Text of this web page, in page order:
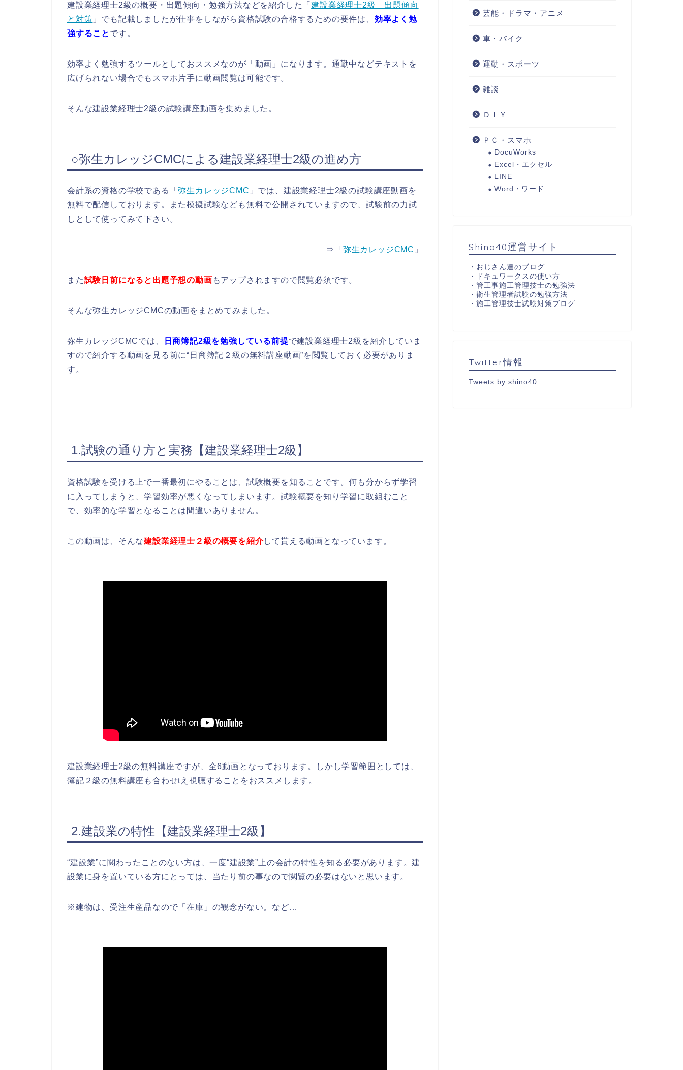
建設業経理士2級の概要・出題傾向・勉強方法などを紹介した「建設業経理士2級 出題傾向
と対策 」でも記載しましたが仕事をしながら資格試験の合格するための要件は、 効率よく勉
強すること です。
効率よく勉強するツールとしておススメなのが「動画」になります。通勤中などテキストを
広げられない場合でもスマホ片手に動画閲覧は可能です。
そんな建設業経理士2級の試験講座動画を集めました。
○弥生カレッジCMCによる建設業経理士2級の進め方
会計系の資格の学校である「弥生カレッジCMC 」では、建設業経理士2級の試験講座動画を
無料で配信しております。また模擬試験なども無料で公開されていますので、試験前の力試
しとして使ってみて下さい。
⇒「 弥生カレッジCMC 」
また試験日前になると出題予想の動画 もアップされますので閲覧必須です。
そんな弥生カレッジCMCの動画をまとめてみました。
弥生カレッジCMCでは、 日商簿記2級を勉強している前提で建設業経理士2級を紹介していま
すので紹介する動画を見る前に“日商簿記２級の無料講座動画”を閲覧しておく必要がありま
す。
1.試験の通り方と実務【建設業経理士2級】
資格試験を受ける上で一番最初にやることは、試験概要を知ることです。何も分からず学習
に入ってしまうと、学習効率が悪くなってしまいます。試験概要を知り学習に取組むこと
で、効率的な学習となることは間違いありません。
この動画は、そんな建設業経理士２級の概要を紹介して貰える動画となっています。
建設業経理士2級の無料講座ですが、全6動画となっております。しかし学習範囲としては、
簿記２級の無料講座も合わせtえ視聴することをおススメします。
2.建設業の特性【建設業経理士2級】
“建設業”に関わったことのない方は、一度“建設業”上の会計の特性を知る必要があります。建
設業に身を置いている方にとっては、当たり前の事なので閲覧の必要はないと思います。
※建物は、受注生産品なので「在庫」の観念がない。など…
芸能・ドラマ・アニメ
車・バイク
運動・スポーツ
雑談
ＤＩＹ
ＰＣ・スマホ
DocuWorks
Excel・エクセル
LINE
Word・ワード
Shino40運営サイト
・ おじさん達のブログ
・
ドキュワークスの使い方
・ 管工事施工管理技士の勉強法
・ 衛生管理者試験の勉強方法
・ 施工管理技士試験対策ブログ
Twitter情報
Tweets by shino40